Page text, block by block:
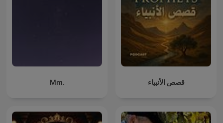
Mm. قصص الأنبياء